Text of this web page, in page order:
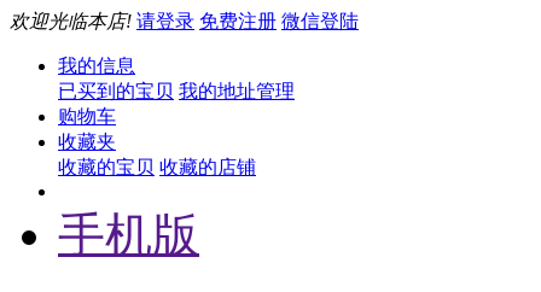
欢迎光临本店! 请登录 免费注册 微信登陆
我的信息
已买到的宝贝 我的地址管理
购物车
收藏夹
收藏的宝贝 收藏的店铺
手机版